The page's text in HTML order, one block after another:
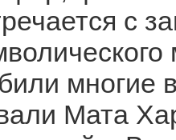
с
многие
Мата